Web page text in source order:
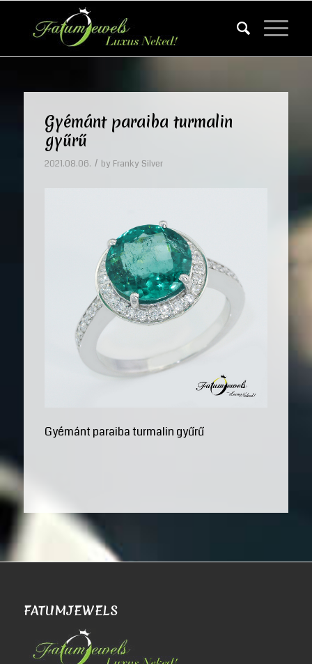
Gyémánt paraiba turmalin
gyűrű
2021.08.06. / by Franky Silver
Gyémánt paraiba turmalin gyűrű
FATUMJEWELS